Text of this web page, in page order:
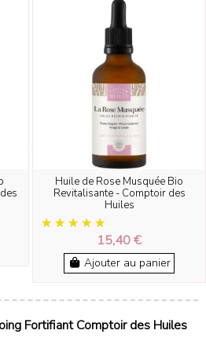
Huile de Rose Musquée Bio
Revitalisante - Comptoir des
Huiles
15,40 €
Ajouter au panier
Fortifiant Comptoir des Huiles